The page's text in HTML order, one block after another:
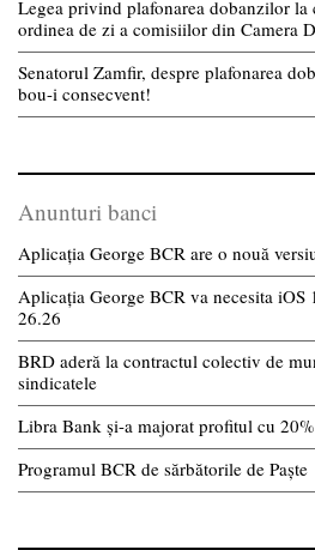
Legea privind plafonarea dobanzilor la
ordinea de zi a comisiilor din Camera
Senatorul Zamfir, despre plafonarea
bou-i consecvent!
Anunturi banci
Aplicația George BCR are o nouă
Aplicația George BCR va necesita iOS
26.26
BRD aderă la contractul colectiv de
sindicatele
Libra Bank și-a majorat profitul cu
Programul BCR de sărbătorile de Paște